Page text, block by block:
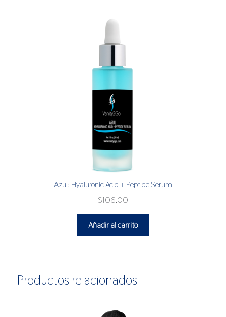
Azul: Hyaluronic Acid + Peptide Serum
$106.00
Añadir al carrito
Productos relacionados